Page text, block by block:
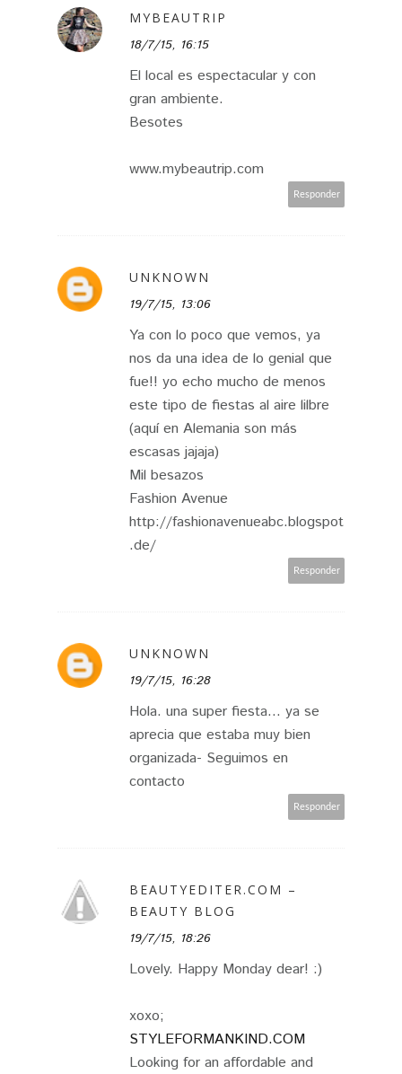
MYBEAUTRIP
18/7/15, 16:15
El local es espectacular y con
gran ambiente.
Besotes
www.mybeautrip.com
Responder
UNKNOWN
19/7/15, 13:06
Ya con lo poco que vemos, ya
nos da una idea de lo genial que
fue!! yo echo mucho de menos
este tipo de fiestas al aire lilbre
(aquí en Alemania son más
escasas jajaja)
Mil besazos
Fashion Avenue
http://fashionavenueabc.blogspot
.de/
Responder
UNKNOWN
19/7/15, 16:28
Hola. una super fiesta... ya se
aprecia que estaba muy bien
organizada- Seguimos en
contacto
Responder
BEAUTYEDITER.COM –
BEAUTY BLOG
19/7/15, 18:26
Lovely. Happy Monday dear! :)
xoxo;
STYLEFORMANKIND.COM
Looking for an affordable and